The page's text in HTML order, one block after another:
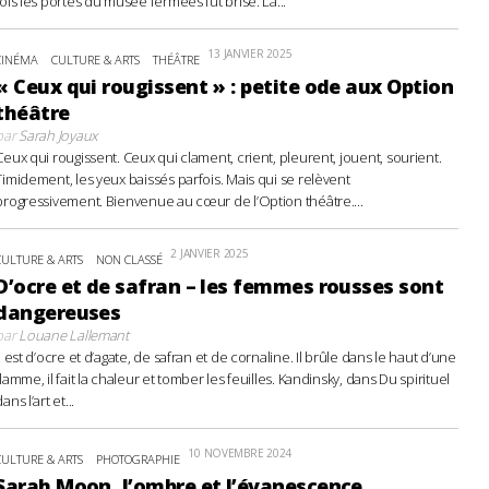
CULTURE & ARTS THÉÂTRE 13 JANVIER 2025
Ceux qui rougissent » : petite ode aux Option
Sarah Joyaux
qui rougissent. Ceux qui clament, crient, pleurent, jouent, sourient.
les yeux baissés parfois. Mais qui se relèvent
Bienvenue au cœur de l’Option théâtre....
& ARTS NON CLASSÉ 2 JANVIER 2025
et de safran – les femmes rousses sont
Louane Lallemant
est d’ocre et d’agate, de safran et de cornaline. Il brûle dans le haut d’une
il fait la chaleur et tomber les feuilles. Kandinsky, dans Du spirituel
l’art et...
& ARTS PHOTOGRAPHIE 10 NOVEMBRE 2024